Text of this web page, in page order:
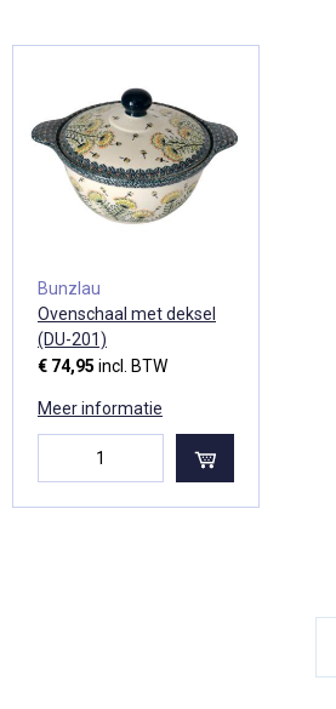
Bunzlau
Ovenschaal met deksel
(DU-201)
€ 74,95 incl. BTW
Meer informatie